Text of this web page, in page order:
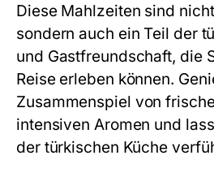
Diese Mahlzeiten sind
sondern auch ein Teil der
und Gastfreundschaft, die
Reise erleben können.
Zusammenspiel von
intensiven Aromen und
der türkischen Küche